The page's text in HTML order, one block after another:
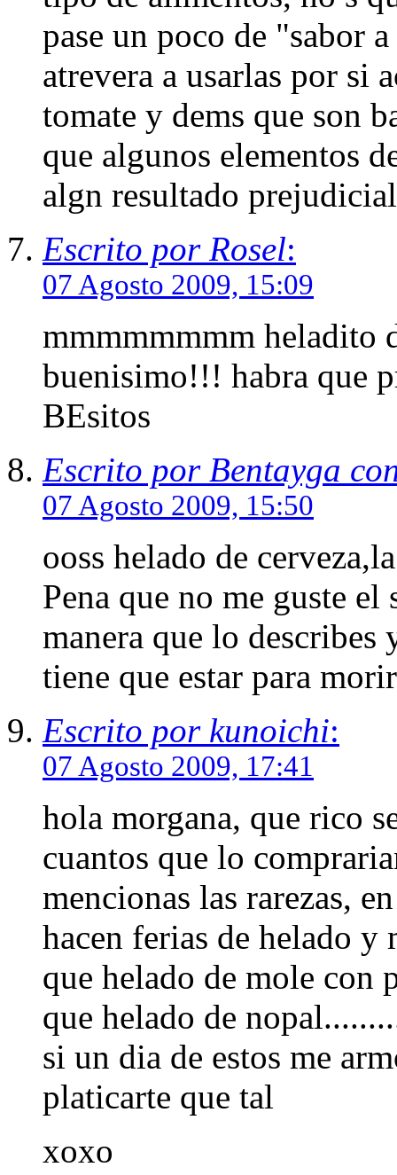
pase un poco de "sabor
atrevera a usarlas por si
tomate y dems que son
que algunos elementos
algn resultado
Escrito por Rosel:
07 Agosto 2009, 15:09
mmmmmmmm heladito
buenisimo!!! habra que
BEsitos
Escrito por Bentayga
07 Agosto 2009, 15:50
ooss helado de
Pena que no me guste el
manera que lo describes
tiene que estar para
Escrito por kunoichi:
07 Agosto 2009, 17:41
hola morgana, que rico
cuantos que lo
mencionas las rarezas,
hacen ferias de helado y
que helado de mole con
que helado de
si un dia de estos me
platicarte que tal
xoxo